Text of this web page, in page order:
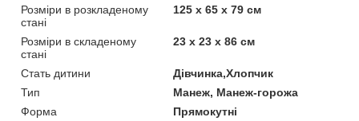
Розміри в розкладеному
стані
125 х 65 х 79 см
Розміри в складеному
стані
23 х 23 х 86 см
Стать дитини
Дівчинка,Хлопчик
Тип
Манеж, Манеж-горожа
Форма
Прямокутні